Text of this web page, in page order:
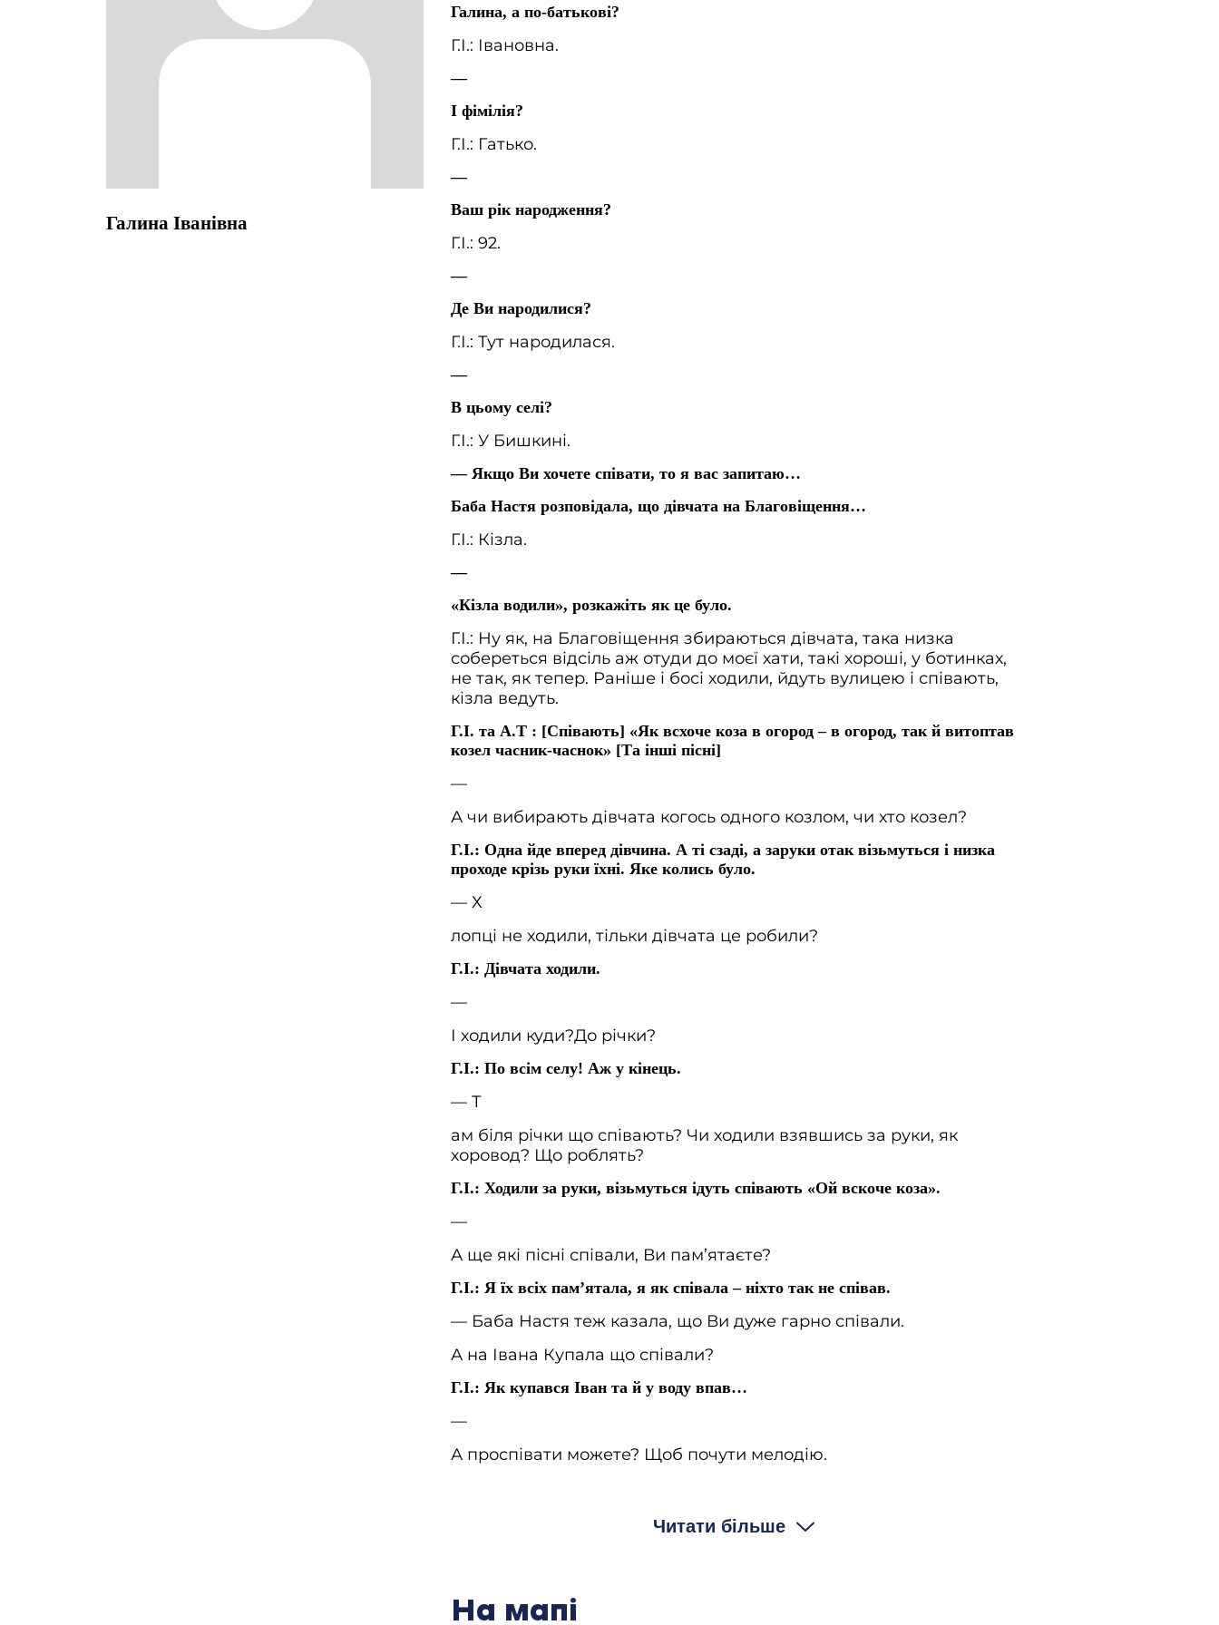
Галина Іванівна
Галина, а по-батькові?
Г.І.: Івановна.
—
І фімілія?
Г.І.: Гатько.
—
Ваш рік народження?
Г.І.: 92.
—
Де Ви народилися?
Г.І.: Тут народилася.
—
В цьому селі?
Г.І.: У Бишкині.
— Якщо Ви хочете співати, то я вас запитаю…
Баба Настя розповідала, що дівчата на Благовіщення…
Г.І.: Кізла.
—
«Кізла водили», розкажіть як це було.
Г.І.: Ну як, на Благовіщення збираються дівчата, така низка
собереться відсіль аж отуди до моєї хати, такі хороші, у ботинках,
не так, як тепер. Раніше і босі ходили, йдуть вулицею і співають,
кізла ведуть.
Г.І. та А.Т : [Співають] «Як всхоче коза в огород – в огород, так й витоптав
козел часник-часнок» [Та інші пісні]
—
А чи вибирають дівчата когось одного козлом, чи хто козел?
Г.І.: Одна йде вперед дівчина. А ті сзаді, а заруки отак візьмуться і низка
проходе крізь руки їхні. Яке колись було.
— Х
лопці не ходили, тільки дівчата це робили?
Г.І.: Дівчата ходили.
—
І ходили куди?До річки?
Г.І.: По всім селу! Аж у кінець.
— Т
ам біля річки що співають? Чи ходили взявшись за руки, як
хоровод? Що роблять?
Г.І.: Ходили за руки, візьмуться ідуть співають «Ой вскоче коза».
—
А ще які пісні співали, Ви пам’ятаєте?
Г.І.: Я їх всіх пам’ятала, я як співала – ніхто так не співав.
— Баба Настя теж казала, що Ви дуже гарно співали.
А на Івана Купала що співали?
Г.І.: Як купався Іван та й у воду впав…
—
А проспівати можете? Щоб почути мелодію.
— Скільки було землі в батька?
Читати більше
На мапі